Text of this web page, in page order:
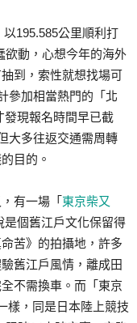
195.585公里順利打
欲動，心想今年的海外
到，索性就想找場可
參加相當熱門的「北
發現報名時間早已截
大多往返交通需周轉
目的。
有一場「 東京柴又
是個舊江戶文化保留得
苦》的拍攝地，許多
舊江戶風情，離成田
不需換車。而「東京
樣，同是日本陸上競技